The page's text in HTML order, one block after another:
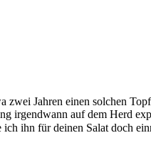
zwei Jahren einen solchen
irgendwann auf dem Herd
ihn für deinen Salat doch